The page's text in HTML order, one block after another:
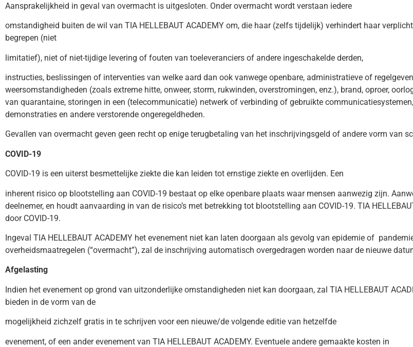
Aansprakelijkheid in geval van overmacht is uitgesloten. Onder overmacht wordt verstaan iedere
omstandigheid buiten de wil van TIA HELLEBAUT ACADEMY om, die haar (zelfs tijdelijk) verhindert haar
begrepen (niet
limitatief), niet of niet-tijdige levering of fouten van toeleveranciers of andere ingeschakelde derden,
instructies, beslissingen of interventies van welke aard dan ook vanwege openbare, administratieve of
weersomstandigheden (zoals extreme hitte, onweer, storm, rukwinden, overstromingen, enz.), brand, oproer,
van quarantaine, storingen in een (telecommunicatie) netwerk of verbinding of gebruikte
demonstraties en andere verstorende ongeregeldheden.
Gevallen van overmacht geven geen recht op enige terugbetaling van het inschrijvingsgeld of andere vorm van
COVID-19
COVID-19 is een uiterst besmettelijke ziekte die kan leiden tot ernstige ziekte en overlijden. Een
inherent risico op blootstelling aan COVID-19 bestaat op elke openbare plaats waar mensen aanwezig zijn.
deelnemer, en houdt aanvaarding in van de risico’s met betrekking tot blootstelling aan COVID-19. TIA
door COVID-19.
Ingeval TIA HELLEBAUT ACADEMY het evenement niet kan laten doorgaan als gevolg van epidemie of
overheidsmaatregelen (“overmacht”), zal de inschrijving automatisch overgedragen worden naar de nieuwe
Afgelasting
Indien het evenement op grond van uitzonderlijke omstandigheden niet kan doorgaan, zal TIA HELLEBAUT
bieden in de vorm van de
mogelijkheid zichzelf gratis in te schrijven voor een nieuwe/de volgende editie van hetzelfde
evenement, of een ander evenement van TIA HELLEBAUT ACADEMY. Eventuele andere gemaakte kosten in